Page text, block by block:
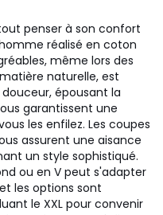
penser à son confort
réalisé en coton
même lors des
naturelle, est
épousant la
garantissent une
les enfilez. Les coupes
assurent une aisance
un style sophistiqué.
ou en V peut s'adapter
les options sont
le XXL pour convenir